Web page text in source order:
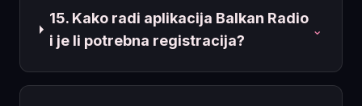
15. Kako radi aplikacija Balkan Radio
i je li potrebna registracija?
⌄